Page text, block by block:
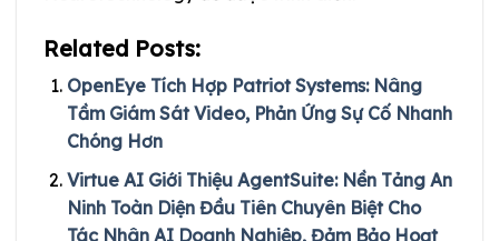
Related Posts:
OpenEye Tích Hợp Patriot Systems: Nâng
Tầm Giám Sát Video, Phản Ứng Sự Cố Nhanh
Chóng Hơn
Virtue AI Giới Thiệu AgentSuite: Nền Tảng An
Ninh Toàn Diện Đầu Tiên Chuyên Biệt Cho
Tác Nhân AI Doanh Nghiệp, Đảm Bảo Hoạt